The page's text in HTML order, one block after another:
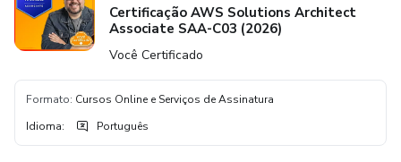
Certificação AWS Solutions Architect
Associate SAA-C03 (2026)
Você Certificado
Formato: Cursos Online e Serviços de Assinatura
Idioma: Português